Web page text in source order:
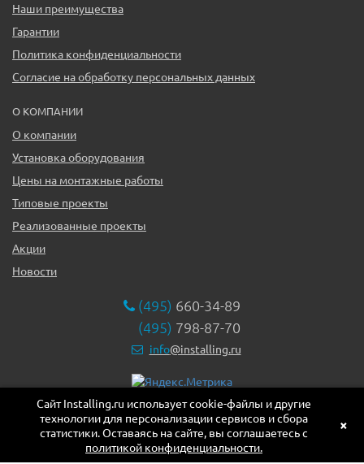
Наши преимущества
Гарантии
Политика конфиденциальности
Согласие на обработку персональных данных
О КОМПАНИИ
О компании
Установка оборудования
Цены на монтажные работы
Типовые проекты
Реализованные проекты
Акции
Новости
(495) 660-34-89
(495) 798-87-70
info@installing.ru
119331, г. Москва ул. Марии Ульяновой дом 17а, этаж 2,
офис 10
Сайт Installing.ru использует cookie-файлы и другие
технологии для персонализации сервисов и сбора
статистики. Оставаясь на сайте, вы соглашаетесь с
политикой конфиденциальности.
×